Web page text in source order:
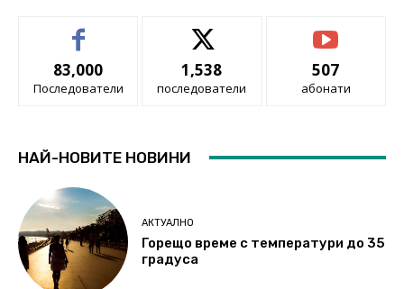
83,000
Последователи
1,538
последователи
507
абонати
НАЙ-НОВИТЕ НОВИНИ
АКТУАЛНО
Горещо време с температури до 35
градуса